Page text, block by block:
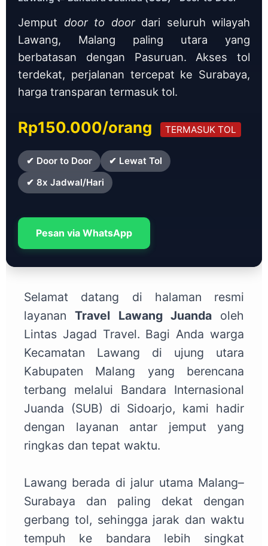
Jemput door to doordari seluruh wilayah
Lawang, Malang paling utara yang
berbatasan dengan Pasuruan. Akses tol
terdekat, perjalanan tercepat ke Surabaya,
harga transparan termasuk tol.
Rp150.000/orang TERMASUK TOL
✔ Door to Door
✔ Lewat Tol
✔ 8x Jadwal/Hari
Pesan via WhatsApp
Selamat datang di halaman resmi
layananTravel Lawang Juandaoleh
Lintas Jagad Travel. Bagi Anda warga
Kecamatan Lawang di ujung utara
Kabupaten Malang yang berencana
terbang melalui Bandara Internasional
Juanda (SUB) di Sidoarjo, kami hadir
dengan layanan antar jemput yang
ringkas dan tepat waktu.
Lawang berada di jalur utama Malang–
Surabaya dan paling dekat dengan
gerbang tol, sehingga jarak dan waktu
tempuh ke bandara lebih singkat